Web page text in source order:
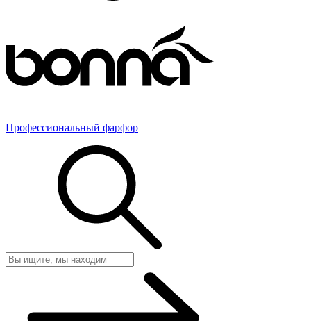
Профессиональный фарфор